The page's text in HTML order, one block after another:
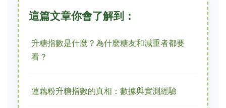
這篇文章你會了解到：
升糖指數是什麼？為什麼糖友和減重者都要
看？
蓮藕粉升糖指數的真相：數據與實測經驗